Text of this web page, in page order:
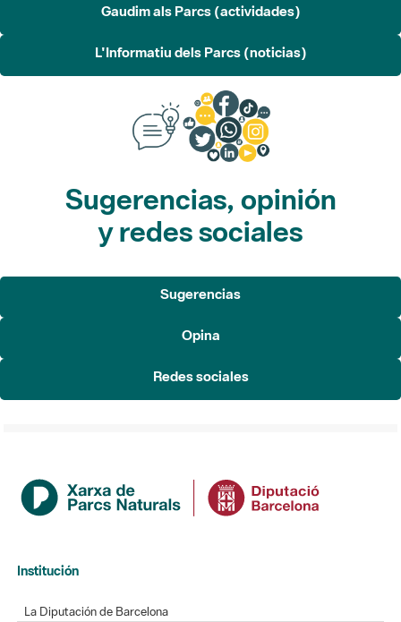
Gaudim als Parcs (actividades)
L'Informatiu dels Parcs (noticias)
Sugerencias, opinión
y redes sociales
Sugerencias
Opina
Redes sociales
Institución
La Diputación de Barcelona